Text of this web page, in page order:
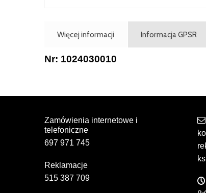
Więcej informacji Informacja GPSR
Nr: 1024030010
Zamówienia internetowe i
telefoniczne
697 971 745
Reklamacje
515 387 709